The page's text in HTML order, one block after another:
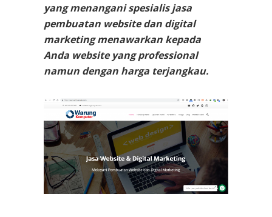
yang menangani spesialis jasa
pembuatan website dan digital
marketing menawarkan kepada
Anda website yang professional
namun dengan harga terjangkau.